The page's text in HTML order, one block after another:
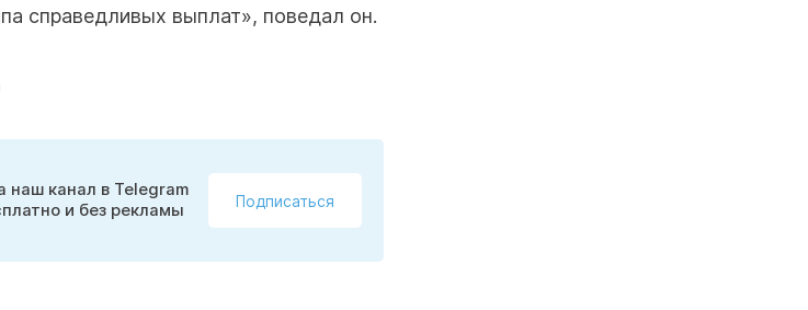
справедливых выплат», поведал он.
наш канал в Telegram
и без рекламы
Подписаться